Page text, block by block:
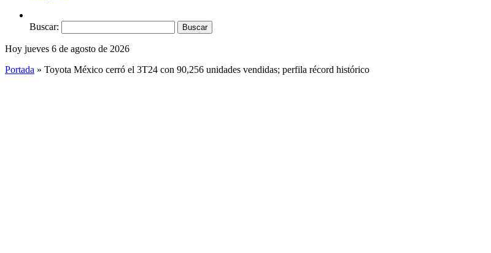
Buscar:
Hoy jueves 6 de agosto de 2026
Portada » Toyota México cerró el 3T24 con 90,256 unidades vendidas; perfila récord histórico